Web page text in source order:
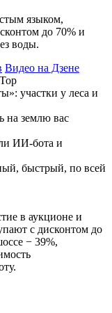
языком,
до 70% и
воды.
Видео на Дзене
участки у леса и
на землю вас
ИИ‑бота и
быстрый, по всей
в аукционе и
с дисконтом до
− 39%,